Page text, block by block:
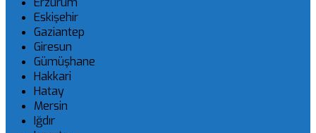
Eskişehir
Gaziantep
Giresun
Gümüşhane
Hakkari
Hatay
Mersin
Iğdır